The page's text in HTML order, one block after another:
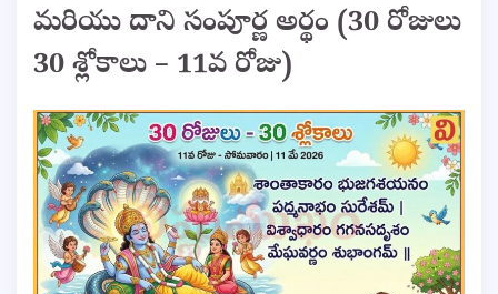
మరియు దాని సంపూర్ణ అర్థం (30 రోజులు
30 శ్లోకాలు – 11వ రోజు)